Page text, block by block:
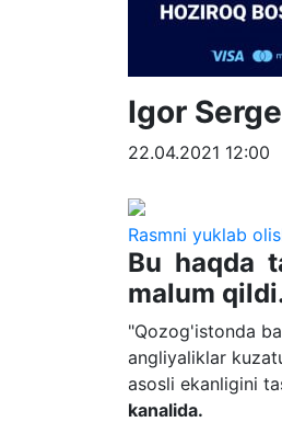
Igor
22.04.2021 12:00
Rasmni yuklab
Bu haqda
malum
"Qozog'istonda
angliyaliklar
asosli ekanligini
kanalida.